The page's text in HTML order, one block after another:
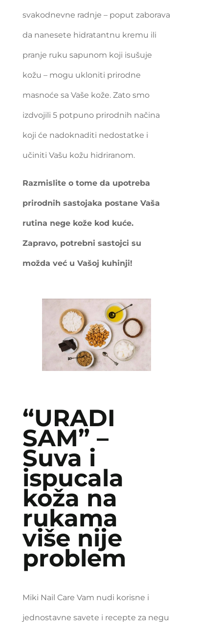
svakodnevne radnje – poput zaborava
da nanesete hidratantnu kremu ili
pranje ruku sapunom koji isušuje
kožu – mogu ukloniti prirodne
masnoće sa Vaše kože. Zato smo
izdvojili 5 potpuno prirodnih načina
koji će nadoknaditi nedostatke i
učiniti Vašu kožu hidriranom.
Razmislite o tome da upotreba
prirodnih sastojaka postane Vaša
rutina nege kože kod kuće.
Zapravo, potrebni sastojci su
možda već u Vašoj kuhinji!
“URADI
SAM” –
Suva i
ispucala
koža na
rukama
više nije
problem
Miki Nail Care Vam nudi korisne i
jednostavne savete i recepte za negu